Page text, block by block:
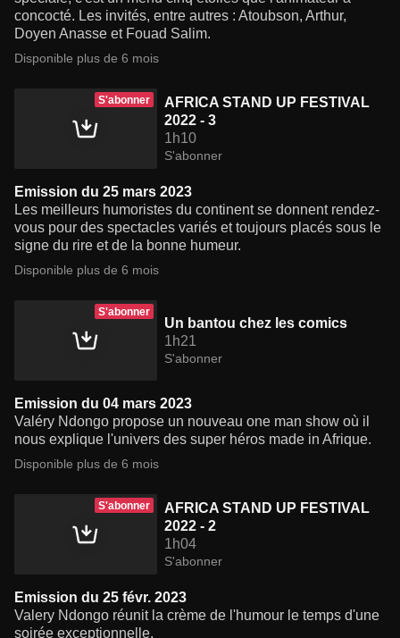
concocté. Les invités, entre autres : Atoubson, Arthur,
Doyen Anasse et Fouad Salim.
Disponible plus de 6 mois
S'abonner
AFRICA STAND UP FESTIVAL
2022 - 3
1h10
S'abonner
Emission du 25 mars 2023
Les meilleurs humoristes du continent se donnent rendez-
vous pour des spectacles variés et toujours placés sous le
signe du rire et de la bonne humeur.
Disponible plus de 6 mois
S'abonner
Un bantou chez les comics
1h21
S'abonner
Emission du 04 mars 2023
Valéry Ndongo propose un nouveau one man show où il
nous explique l'univers des super héros made in Afrique.
Disponible plus de 6 mois
S'abonner
AFRICA STAND UP FESTIVAL
2022 - 2
1h04
S'abonner
Emission du 25 févr. 2023
Valery Ndongo réunit la crème de l'humour le temps d'une
soirée exceptionnelle.